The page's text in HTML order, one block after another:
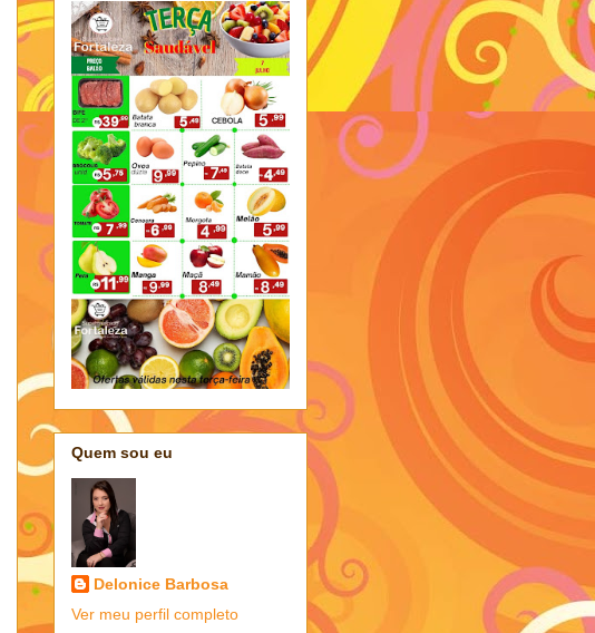
Quem sou eu
Delonice Barbosa
Ver meu perfil completo